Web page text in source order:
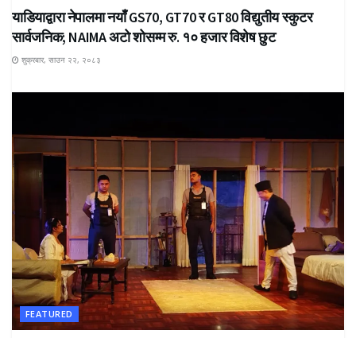
याडियाद्वारा नेपालमा नयाँ GS70, GT70 र GT80 विद्युतीय स्कुटर
सार्वजनिक; NAIMA अटो शोसम्म रु. १० हजार विशेष छुट
शुक्रबार, साउन २२, २०८३
FEATURED